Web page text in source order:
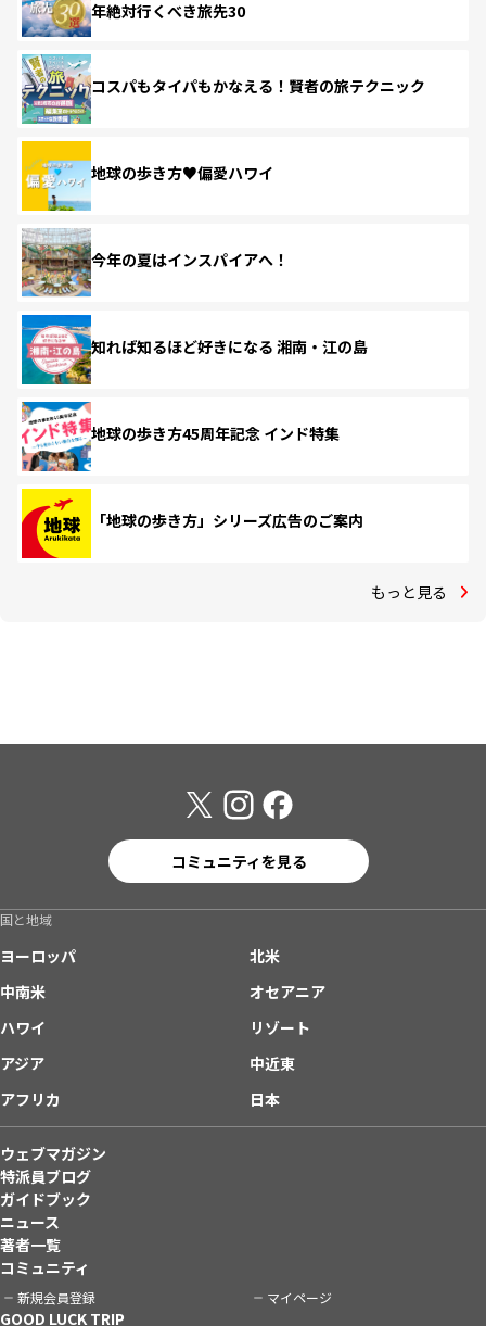
年絶対行くべき旅先30
コスパもタイパもかなえる！賢者の旅テクニック
地球の歩き方♥偏愛ハワイ
今年の夏はインスパイアへ！
知れば知るほど好きになる 湘南・江の島
地球の歩き方45周年記念 インド特集
「地球の歩き方」シリーズ広告のご案内
もっと見る
コミュニティを見る
国と地域
ヨーロッパ
北米
中南米
オセアニア
ハワイ
リゾート
アジア
中近東
アフリカ
日本
ウェブマガジン
特派員ブログ
ガイドブック
ニュース
著者一覧
コミュニティ
新規会員登録 マイページ
GOOD LUCK TRIP